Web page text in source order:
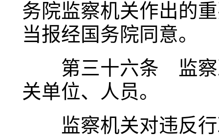
务院监察机关作出的
当报经国务院同意。
第三十六条 监察决
关单位、人员。
监察机关对违反行